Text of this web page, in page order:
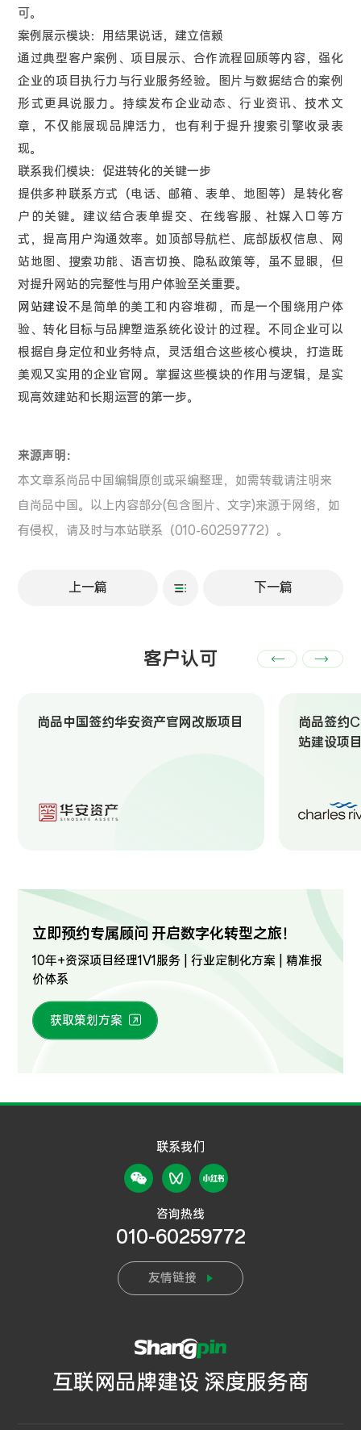
可。
案例展示模块：用结果说话，建立信赖
通过典型客户案例、项目展示、合作流程回顾等内容，强化
企业的项目执行力与行业服务经验。图片与数据结合的案例
形式更具说服力。持续发布企业动态、行业资讯、技术文
章，不仅能展现品牌活力，也有利于提升搜索引擎收录表
现。
联系我们模块：促进转化的关键一步
提供多种联系方式（电话、邮箱、表单、地图等）是转化客
户的关键。建议结合表单提交、在线客服、社媒入口等方
式，提高用户沟通效率。如顶部导航栏、底部版权信息、网
站地图、搜索功能、语言切换、隐私政策等，虽不显眼，但
对提升网站的完整性与用户体验至关重要。
网站建设不是简单的美工和内容堆砌，而是一个围绕用户体
验、转化目标与品牌塑造系统化设计的过程。不同企业可以
根据自身定位和业务特点，灵活组合这些核心模块，打造既
美观又实用的企业官网。掌握这些模块的作用与逻辑，是实
现高效建站和长期运营的第一步。
来源声明：
本文章系尚品中国编辑原创或采编整理，如需转载请注明来
自尚品中国。以上内容部分(包含图片、文字)来源于网络，如
有侵权，请及时与本站联系（010-60259772）。
上一篇 下一篇
客户认可
尚品中国签约华安资产官网改版项目
尚品签约
站建设项
立即预约专属顾问 开启数字化转型之旅！
10年+资深项目经理1V1服务 | 行业定制化方案 | 精准报
价体系
获取策划方案
联系我们
咨询热线
010-60259772
友情链接
互联网品牌建设 深度服务商